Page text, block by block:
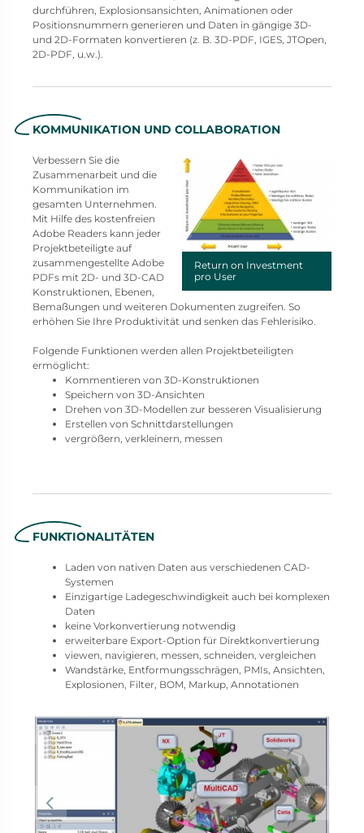
durchführen, Explosionsansichten, Animationen oder
Positionsnummern generieren und Daten in gängige 3D-
und 2D-Formaten konvertieren (z. B. 3D-PDF, IGES, JTOpen,
2D-PDF, u.w.).
KOMMUNIKATION UND COLLABORATION
Return on Investment
pro User
Verbessern Sie die
Zusammenarbeit und die
Kommunikation im
gesamten Unternehmen.
Mit Hilfe des kostenfreien
Adobe Readers kann jeder
Projektbeteiligte auf
zusammengestellte Adobe
PDFs mit 2D- und 3D-CAD
Konstruktionen, Ebenen,
Bemaßungen und weiteren Dokumenten zugreifen. So
erhöhen Sie Ihre Produktivität und senken das Fehlerisiko.
Folgende Funktionen werden allen Projektbeteiligten
ermöglicht:
Kommentieren von 3D-Konstruktionen
Speichern von 3D-Ansichten
Drehen von 3D-Modellen zur besseren Visualisierung
Erstellen von Schnittdarstellungen
vergrößern, verkleinern, messen
FUNKTIONALITÄTEN
Laden von nativen Daten aus verschiedenen CAD-
Systemen
Einzigartige Ladegeschwindigkeit auch bei komplexen
Daten
keine Vorkonvertierung notwendig
erweiterbare Export-Option für Direktkonvertierung
viewen, navigieren, messen, schneiden, vergleichen
Wandstärke, Entformungsschrägen, PMIs, Ansichten,
Explosionen, Filter, BOM, Markup, Annotationen